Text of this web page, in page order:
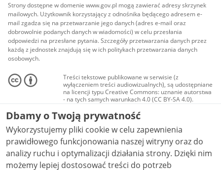
Strony dostępne w domenie www.gov.pl mogą zawierać adresy skrzynek
mailowych. Użytkownik korzystający z odnośnika będącego adresem e-
mail zgadza się na przetwarzanie jego danych (adres e-mail oraz
dobrowolnie podanych danych w wiadomości) w celu przesłania
odpowiedzi na przesłane pytania. Szczegóły przetwarzania danych przez
każdą z jednostek znajdują się w ich politykach przetwarzania danych
osobowych.
Treści tekstowe publikowane w serwisie (z
wyłączeniem treści audiowizualnych), są udostępniane
na licencji typu Creative Commons: uznanie autorstwa
- na tych samych warunkach 4.0 (CC BY-SA 4.0).
Materiały audiowizualne, w tym zdjęcia, materiały
audio i wideo, są udostępniane na licencji typu
Creative Commons: uznanie autorstwa użycie
niekomercyjne - bez utworów zależnych 4.0 (CC BY-
NC-ND 4.0), o ile nie jest to stwierdzone inaczej.
Dbamy o Twoją prywatność
Wykorzystujemy pliki cookie w celu zapewnienia
prawidłowego funkcjonowania naszej witryny oraz do
analizy ruchu i optymalizacji działania strony. Dzięki nim
możemy lepiej dostosować treści do potrzeb